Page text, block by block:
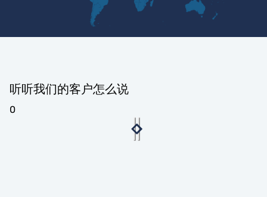
听听我们的客户怎么说
0